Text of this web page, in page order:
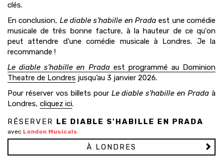
clés.
En conclusion, Le diable s'habille en Prada est une comédie
musicale de très bonne facture, à la hauteur de ce qu'on
peut attendre d'une comédie musicale à Londres. Je la
recommande !
Le diable s'habille en Pradaest programmé au Dominion
Theatre de Londres jusqu’au 3 janvier 2026.
Pour réserver vos billets pour Le diable s'habille en Prada à
Londres, cliquez ici.
RÉSERVER LE DIABLE S'HABILLE EN PRADA
avec London Musicals
À LONDRES